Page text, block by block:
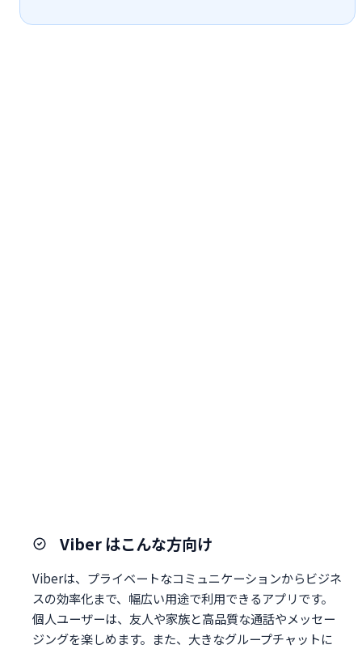
Viber はこんな方向け
Viberは、プライベートなコミュニケーションからビジネ
スの効率化まで、幅広い用途で利用できるアプリです。
個人ユーザーは、友人や家族と高品質な通話やメッセー
ジングを楽しめます。また、大きなグループチャットに